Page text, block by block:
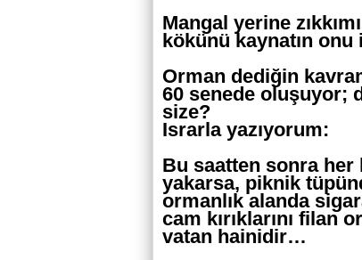
Mangal yerine
kökünü kaynatın
Orman dediğin
60 senede oluşuyor;
size?
Israrla yazıyorum:
Bu saatten sonra her
yakarsa, piknik
ormanlık alanda
cam kırıklarını filan
vatan hainidir…